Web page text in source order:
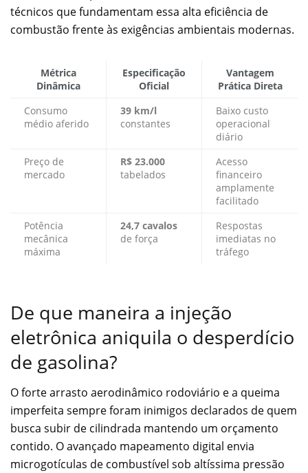
técnicos que fundamentam essa alta eficiência de
combustão frente às exigências ambientais modernas.
Métrica
Dinâmica
Especificação
Oficial
Vantagem
Prática Direta
Consumo
médio aferido
39 km/l
constantes
Baixo custo
operacional
diário
Preço de
mercado
R$ 23.000
tabelados
Acesso
financeiro
amplamente
facilitado
Potência
mecânica
máxima
24,7 cavalos
de força
Respostas
imediatas no
tráfego
De que maneira a injeção
eletrônica aniquila o desperdício
de gasolina?
O forte arrasto aerodinâmico rodoviário e a queima
imperfeita sempre foram inimigos declarados de quem
busca subir de cilindrada mantendo um orçamento
contido. O avançado mapeamento digital envia
microgotículas de combustível sob altíssima pressão